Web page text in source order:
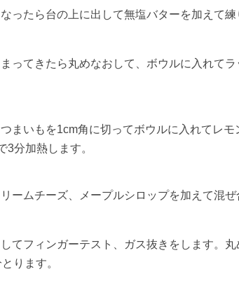
ったら台の上に出して無塩バターを加えて練
ってきたら丸めなおして、ボウルに入れて
まいもを1cm角に切ってボウルに入れてレ
3分加熱します。
ームチーズ、メープルシロップを加えて混ぜ
てフィンガーテスト、ガス抜きをします。
ります。